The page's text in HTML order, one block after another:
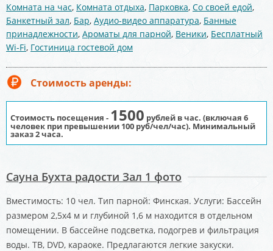
Комната на час, Комната отдыха, Парковка, Со своей едой,
Банкетный зал, Бар, Аудио-видео аппаратура, Банные
принадлежности, Ароматы для парной, Веники, Бесплатный
Wi-Fi, Гостиница гостевой дом
Стоимость аренды:
Стоимость посещения - 1500 рублей в час. (включая 6
человек при превышении 100 руб/чел/час). Минимальный
заказ 2 часа.
Сауна Бухта радости Зал 1 фото
Вместимость: 10 чел. Тип парной: Финская. Услуги: Бассейн
размером 2,5х4 м и глубиной 1,6 м находится в отдельном
помещении. В бассейне подсветка, подогрев и фильтрация
воды. ТВ, DVD, караоке. Предлагаются легкие закуски.